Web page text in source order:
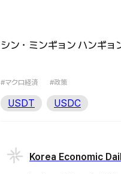
シン・ミンギョン ハンギ
#マクロ経済 #政策
USDT USDC
Korea Economic